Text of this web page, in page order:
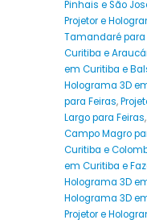
Pinhais e São
Projetor e
Tamandaré para
Curitiba e
em Curitiba e
Holograma 3D
para Feiras,
Largo para Feiras,
Campo Magro
Curitiba e
em Curitiba e
Holograma 3D
Holograma 3D
Projetor e